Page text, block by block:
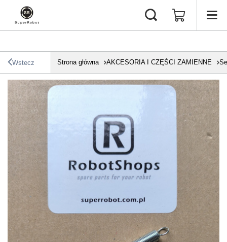
Wstecz Strona główna AKCESORIA I CZĘŚCI ZAMIENNE